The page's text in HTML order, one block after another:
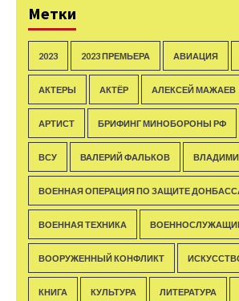
Метки
2023 2023 ПРЕМЬЕРА АВИАЦИЯ
АКТЕРЫ АКТЁР АЛЕКСЕЙ МАЖАЕВ
АРТИСТ БРИФИНГ МИНОБОРОНЫ РФ
ВСУ ВАЛЕРИЙ ФАЛЬКОВ
ВОЕННАЯ ОПЕРАЦИЯ ПО ЗАЩИТЕ
ВОЕННАЯ ТЕХНИКА
ВООРУЖЕННЫЙ КОНФЛИКТ
КНИГА КУЛЬТУРА ЛИТЕРАТУРА